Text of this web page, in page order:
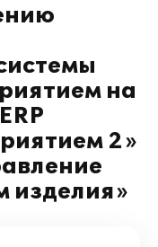
на
2»
изделия»